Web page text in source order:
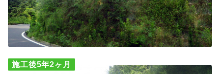
施工後5年2ヶ月